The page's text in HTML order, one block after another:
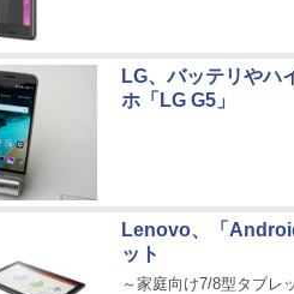
LG、バッテリやハ
ホ「LG G5」
Lenovo、「
ット
～家庭向け7/8型タブレ